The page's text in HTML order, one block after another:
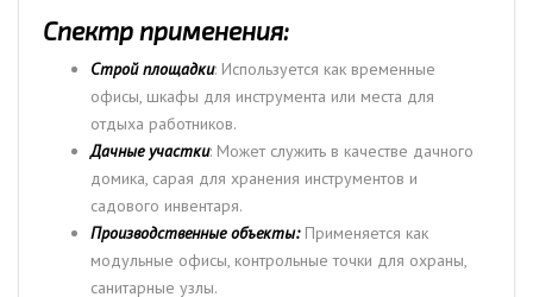
Спектр применения:
Строй площадки: Используется как временные
офисы, шкафы для инструмента или места для
отдыха работников.
Дачные участки: Может служить в качестве дачного
домика, сарая для хранения инструментов и
садового инвентаря.
Производственные объекты:Применяется как
модульные офисы, контрольные точки для охраны,
санитарные узлы.